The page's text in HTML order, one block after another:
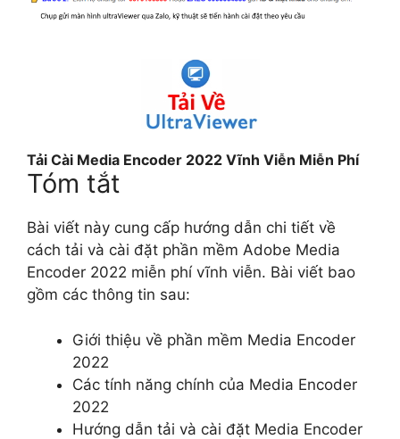
Tải Cài Media Encoder 2022 Vĩnh Viễn Miễn Phí
Tóm tắt
Bài viết này cung cấp hướng dẫn chi tiết về
cách tải và cài đặt phần mềm Adobe Media
Encoder 2022 miễn phí vĩnh viễn. Bài viết bao
gồm các thông tin sau:
Giới thiệu về phần mềm Media Encoder
2022
Các tính năng chính của Media Encoder
2022
Hướng dẫn tải và cài đặt Media Encoder